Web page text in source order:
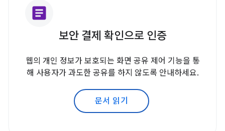
article
보안 결제 확인으로 인증
웹의 개인 정보가 보호되는 화면 공유 제어 기능을 통
해 사용자가 과도한 공유를 하지 않도록 안내하세요.
문서 읽기